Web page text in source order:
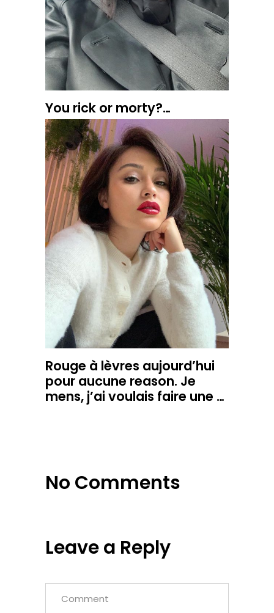
You rick or morty?…
Rouge à lèvres aujourd’hui
pour aucune reason. Je
mens, j’ai voulais faire une …
No Comments
Leave a Reply